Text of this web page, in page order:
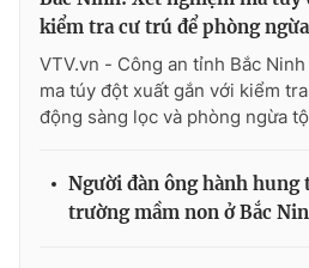
kiểm tra cư trú để phòng
VTV.vn - Công an tỉnh Bắc
ma túy đột xuất gắn với kiểm
động sàng lọc và phòng ngừa
Người đàn ông hành hung
trường mầm non ở Bắc